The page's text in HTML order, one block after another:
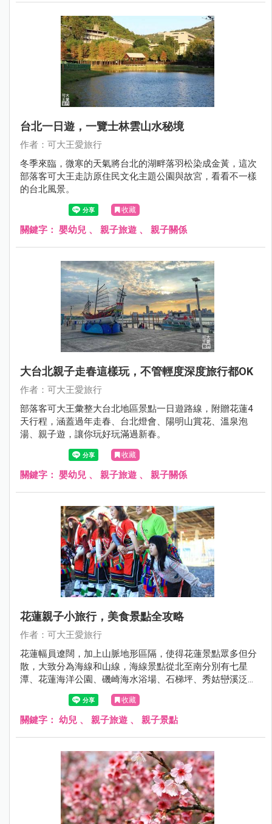
台北一日遊，一覽士林雲山水秘境
作者：可大王愛旅行
冬季來臨，微寒的天氣將台北的湖畔落羽松染成金黃，這次
部落客可大王走訪原住民文化主題公園與故宮，看看不一樣
的台北風景。
收藏
關鍵字： 嬰幼兒 、 親子旅遊 、 親子關係
大台北親子走春這樣玩，不管輕度深度旅行都OK
作者：可大王愛旅行
部落客可大王彙整大台北地區景點一日遊路線，附贈花蓮4
天行程，涵蓋過年走春、台北燈會、陽明山賞花、溫泉泡
湯、親子遊，讓你玩好玩滿過新春。
收藏
關鍵字： 嬰幼兒 、 親子旅遊 、 親子關係
花蓮親子小旅行，美食景點全攻略
作者：可大王愛旅行
花蓮幅員遼闊，加上山脈地形區隔，使得花蓮景點眾多但分
散，大致分為海線和山線，海線景點從北至南分別有七星
潭、花蓮海洋公園、磯崎海水浴場、石梯坪、秀姑巒溪泛舟
等。山線則有兆豐農場、馬太鞍、瑞穗溫泉、瑞穗牧場、舞
鶴茶園、安通溫泉、羅山瀑布等，兩方陣容各具特色。
收藏
關鍵字： 幼兒 、 親子旅遊 、 親子景點